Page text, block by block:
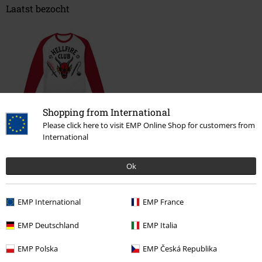
Shopping from International
Please click here to visit EMP Online Shop for customers from
International
Ok
EMP International EMP France
EMP Deutschland EMP Italia
EMP Polska EMP Česká Republika
Laatst bezocht
€ 32,99
Meer categorieën. Meer opties.
Kleding Longsleeves
Nieuw Kleding Longsleeve
Nieuw Kleding